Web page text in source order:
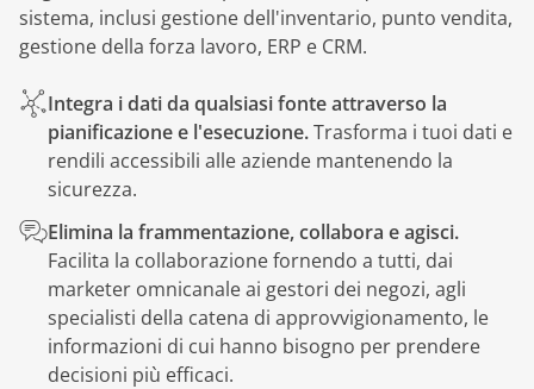
sistema, inclusi gestione dell'inventario, punto vendita,
gestione della forza lavoro, ERP e CRM.
Integra i dati da qualsiasi fonte attraverso la
pianificazione e l'esecuzione.Trasforma i tuoi dati e
rendili accessibili alle aziende mantenendo la
sicurezza.
Elimina la frammentazione, collabora e agisci.
Facilita la collaborazione fornendo a tutti, dai
marketer omnicanale ai gestori dei negozi, agli
specialisti della catena di approvvigionamento, le
informazioni di cui hanno bisogno per prendere
decisioni più efficaci.